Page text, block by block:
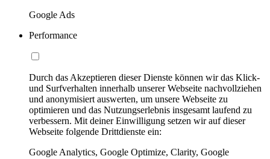
Google Ads
Performance
Durch das Akzeptieren dieser Dienste können wir das Klick-
und Surfverhalten innerhalb unserer Webseite nachvollziehen
und anonymisiert auswerten, um unsere Webseite zu
optimieren und das Nutzungserlebnis insgesamt laufend zu
verbessern. Mit deiner Einwilligung setzen wir auf dieser
Webseite folgende Drittdienste ein:
Google Analytics, Google Optimize, Clarity, Google